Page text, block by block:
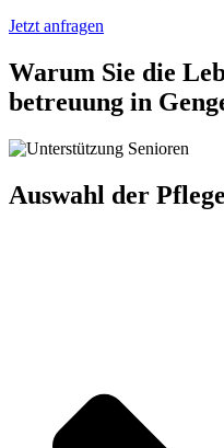
Jetzt anfragen
Warum Sie die
betreuung in
Auswahl der